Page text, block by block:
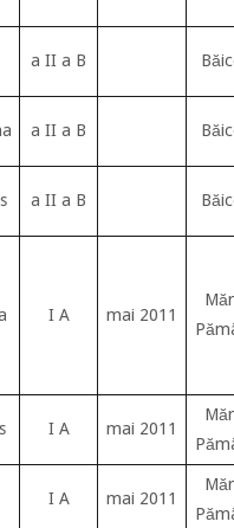
a II a B
a II a B
a II a B
I A mai 2011
I A mai 2011
I A mai 2011